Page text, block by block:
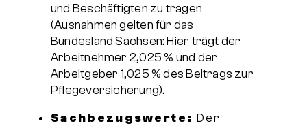
und Beschäftigten zu tragen
(Ausnahmen gelten für das
Bundesland Sachsen: Hier trägt der
Arbeitnehmer 2,025 % und der
Arbeitgeber 1,025 % des Beitrags zur
Pflegeversicherung).
Sachbezugswerte: Der